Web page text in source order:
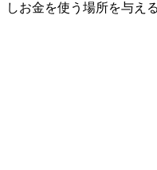
しお金を使う場所を与え